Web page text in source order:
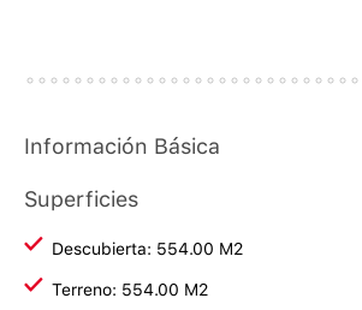
Información Básica
Superficies
Descubierta: 554.00 M2
Terreno: 554.00 M2